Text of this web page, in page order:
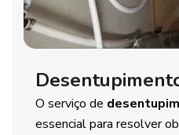
O serviço de
essencial para resolver